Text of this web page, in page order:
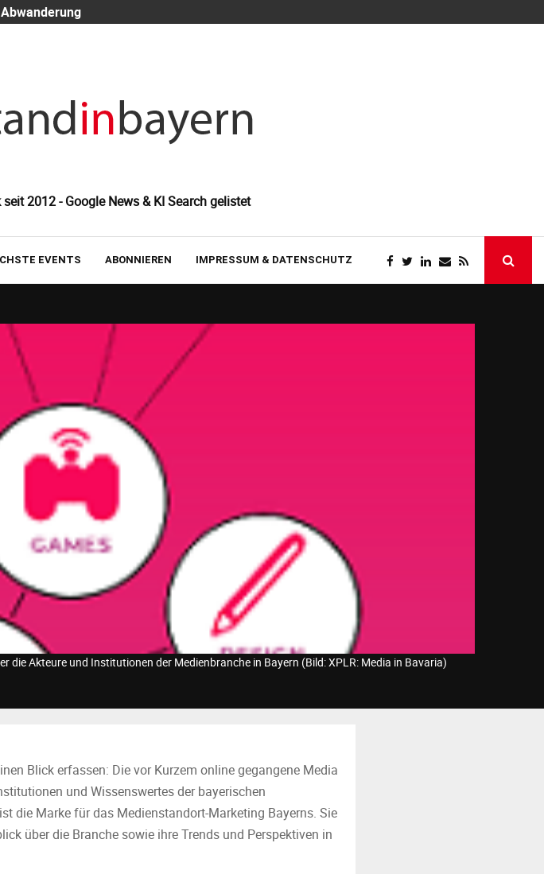
2012 - Google News & KI Search gelistet
EVENTS ABONNIEREN IMPRESSUM & DATENSCHUTZ
die Akteure und Institutionen der Medienbranche in Bayern (Bild: XPLR: Media in Bavaria)
Blick erfassen: Die vor Kurzem online gegangene Media
und Wissenswertes der bayerischen
die Marke für das Medienstandort-Marketing Bayerns. Sie
über die Branche sowie ihre Trends und Perspektiven in